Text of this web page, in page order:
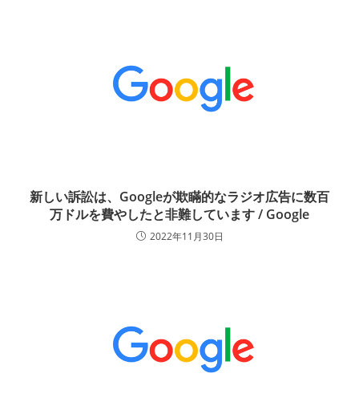
新しい訴訟は、Googleが欺瞞的なラジオ広告に数百
万ドルを費やしたと非難しています / Google
2022年11月30日